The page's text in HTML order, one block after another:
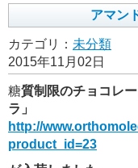
アマン
カテゴリ： 未分類
2015年11月02日
糖質制限のチョコレ
ラ」
http://
product_id=23